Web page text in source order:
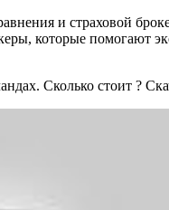
и страховой
которые помогают
Сколько стоит ?